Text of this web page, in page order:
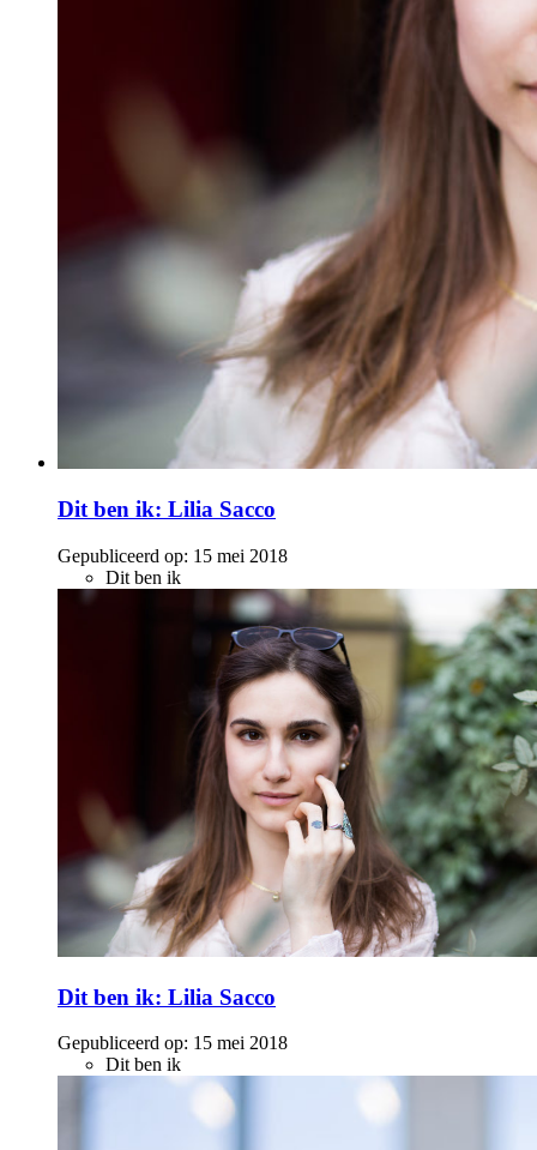
Dit ben ik: Lilia Sacco
Gepubliceerd op: 15 mei 2018
Dit ben ik
Dit ben ik: Lilia Sacco
Gepubliceerd op: 15 mei 2018
Dit ben ik